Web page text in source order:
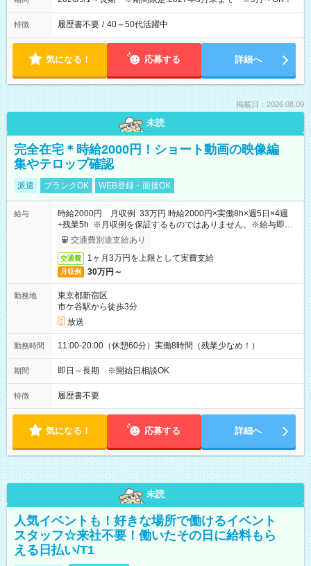
特徴 履歴書不要 / 40～50代活躍中
気になる！ 応募する 詳細へ
掲載日：2026.08.09
未読
完全在宅＊時給2000円！ショート動画の映像編
集やテロップ確認
派遣 ブランクOK WEB登録・面接OK
給与
時給2000円 月収例 33万円 時給2000円×実働8h×週5日×4週
+残業5h ※月収例を保証するものではありません。※給与即受
取りサービス利用可（利用条件有）
交通費別途支給あり
交通費 1ヶ月3万円を上限として実費支給
月収例 30万円～
勤務地
東京都新宿区
市ケ谷駅から徒歩3分
放送
勤務時間 11:00-20:00（休憩60分）実働8時間（残業少なめ！）
期間 即日～長期 ※開始日相談OK
特徴 履歴書不要
気になる！ 応募する 詳細へ
未読
人気イベントも！好きな場所で働けるイベント
スタッフ☆来社不要！働いたその日に給料もら
える日払い/T1